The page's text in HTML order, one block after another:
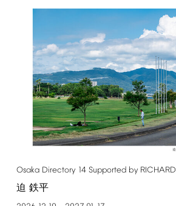
Osaka Directory 14 Supported by RICHARD
迫 鉄平